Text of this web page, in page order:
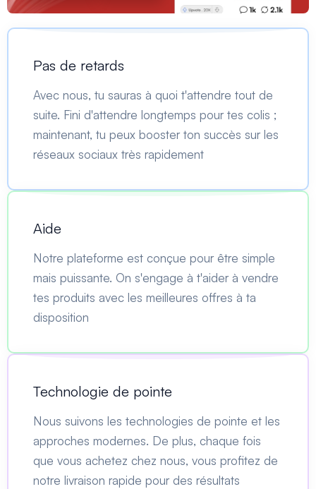
Pas de retards
Avec nous, tu sauras à quoi t'attendre tout de
suite. Fini d'attendre longtemps pour tes colis ;
maintenant, tu peux booster ton succès sur les
réseaux sociaux très rapidement
Aide
Notre plateforme est conçue pour être simple
mais puissante. On s'engage à t'aider à vendre
tes produits avec les meilleures offres à ta
disposition
Technologie de pointe
Nous suivons les technologies de pointe et les
approches modernes. De plus, chaque fois
que vous achetez chez nous, vous profitez de
notre livraison rapide pour des résultats